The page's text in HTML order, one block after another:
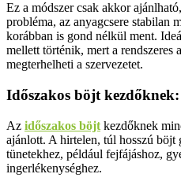
Ez a módszer csak akkor
probléma, az anyagcsere stabilan
korábban is gond nélkül ment.
mellett történik, mert a rendszeres
megterhelheti a szervezetet.
Időszakos böjt kezdőknek:
Az időszakos böjt kezdőknek
ajánlott. A hirtelen, túl hosszú böjt
tünetekhez, például fejfájáshoz,
ingerlékenységhez.